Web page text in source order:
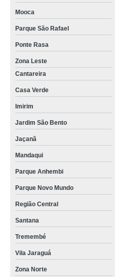
Mooca
Parque São Rafael
Ponte Rasa
Zona Leste
Cantareira
Casa Verde
Imirim
Jardim São Bento
Jaçanã
Mandaqui
Parque Anhembi
Parque Novo Mundo
Região Central
Santana
Tremembé
Vila Jaraguá
Zona Norte